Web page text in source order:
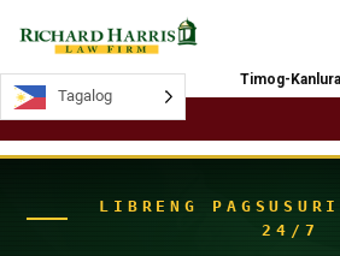
Timog-
LIBRENG
24/7
Tagalog
Tagalog